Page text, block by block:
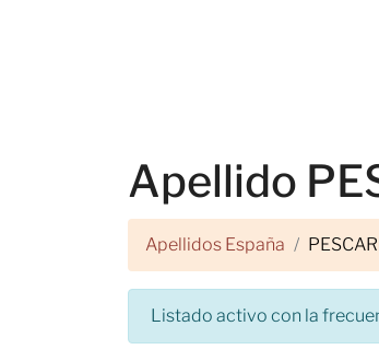
Apellido
Apellidos España
Listado activo con la